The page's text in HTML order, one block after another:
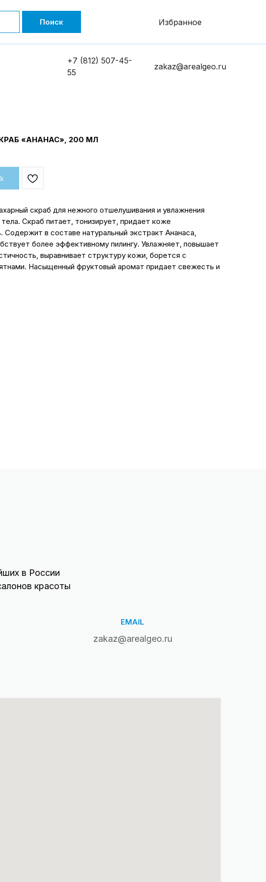
Избранное
Поиск
+7 (812) 507-45-
55
zakaz@arealgeo.ru
«АНАНАС», 200 МЛ
скраб для нежного отшелушивания и увлажнения
Скраб питает, тонизирует, придает коже
Cодержит в составе натуральный экстракт Ананаса,
более эффективному пилингу. Увлажняет, повышает
выравнивает структуру кожи, борется с
Насыщенный фруктовый аромат придает свежесть и
в России
красоты
EMAIL
zakaz@arealgeo.ru